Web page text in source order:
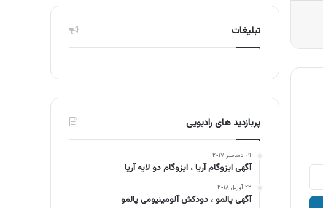
تبلیغات
پربازدید های رادیویی
۰۹ دسامبر ۲۰۱۷
آگهی ایزوگام آریا ، ایزوگام دو لایه آریا
۲۲ آوریل ۲۰۱۸
آگهی پالمو ، دودکش آلومینیومی پالمو